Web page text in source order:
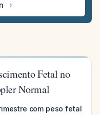
Fetal no
Normal
com peso fetal